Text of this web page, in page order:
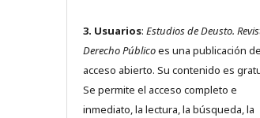
3. Usuarios: Estudios de Deusto.
Derecho Públicoes una publicación de
acceso abierto. Su contenido es
Se permite el acceso completo e
inmediato, la lectura, la búsqueda, la